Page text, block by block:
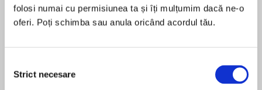
folosi numai cu permisiunea ta și îți mulțumim dacă ne-o
oferi. Poți schimba sau anula oricând acordul tău.
consimțământului
Strict necesare
de...
Dani Francis
Migdală
Sohn Won-pyung